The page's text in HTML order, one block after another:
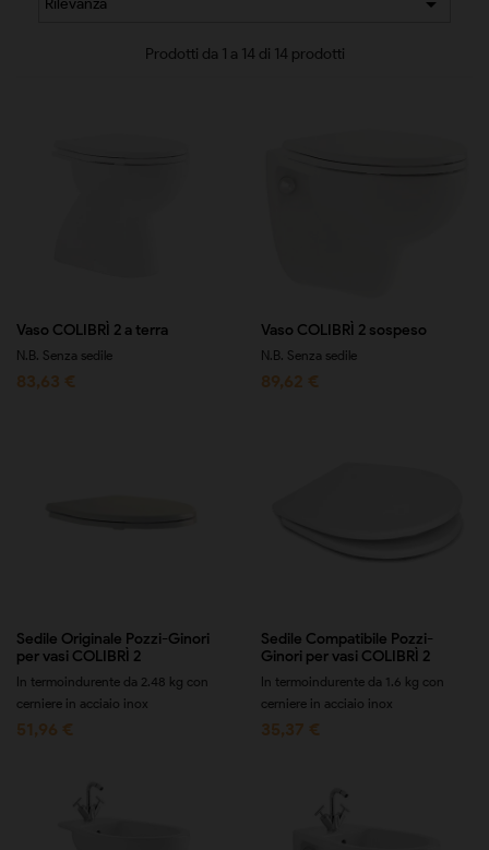
Rilevanza
Prodotti da 1 a 14 di 14 prodotti
Vaso COLIBRÌ 2 a terra
N.B. Senza sedile
83,63 €
Vaso COLIBRÌ 2 sospeso
N.B. Senza sedile
89,62 €
Sedile Originale Pozzi-Ginori
per vasi COLIBRÌ 2
In termoindurente da 2.48 kg con
cerniere in acciaio inox
51,96 €
Sedile Compatibile Pozzi-
Ginori per vasi COLIBRÌ 2
In termoindurente da 1.6 kg con
cerniere in acciaio inox
35,37 €